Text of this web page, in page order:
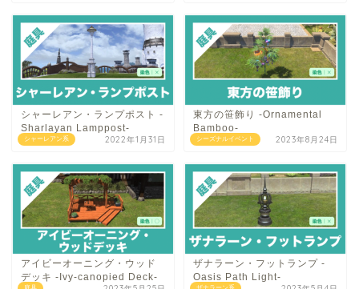
シャーレアン系
シャーレアン・ランプポスト -
Sharlayan Lamppost-
2022年1月31日 シーズナルイベント
東方の笹飾り -Ornamental
Bamboo-
2023年8月24日
アイビーオーニング・ウッド
デッキ -Ivy-canopied Deck-
ザナラーン・フットランプ -
Oasis Path Light-